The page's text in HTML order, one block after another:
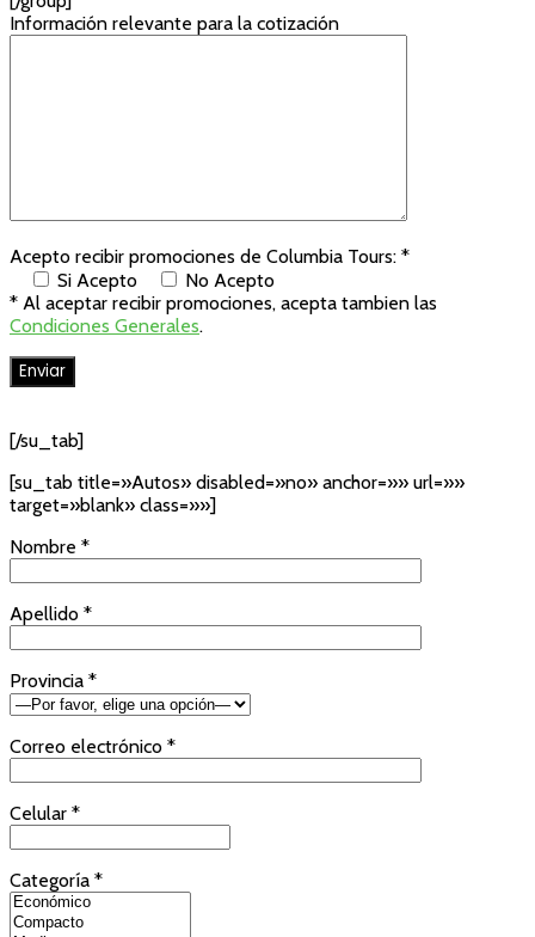
Información relevante para la cotización
Acepto recibir promociones de Columbia Tours: *
Si Acepto
No Acepto
* Al aceptar recibir promociones, acepta tambien las
Condiciones Generales.
[/su_tab]
[su_tab title=»Autos» disabled=»no» anchor=»» url=»»
target=»blank» class=»»]
Nombre *
Apellido *
Provincia *
Correo electrónico *
Celular *
Categoría *